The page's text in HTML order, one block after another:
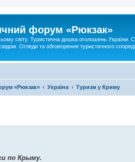
форум «Рюкзак»
світу. Туристична дошка оголошень України.
Огляди та обговорення туристичного
«Рюкзак» Україна Туризм у Криму
по Крыму.